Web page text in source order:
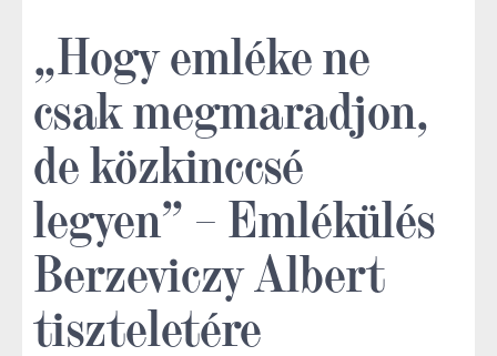
„Hogy emléke ne
csak megmaradjon,
de közkinccsé
legyen” – Emlékülés
Berzeviczy Albert
tiszteletére